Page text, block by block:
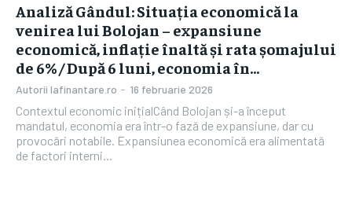
Analiză Gândul: Situația economică la
venirea lui Bolojan – expansiune
economică, inflație înaltă și rata șomajului
de 6% / După 6 luni, economia în...
Autorii Iafinantare.ro - 16 februarie 2026
Contextul economic inițialCând Bolojan și-a început
mandatul, economia era într-o fază de expansiune, dar cu
provocări notabile. Expansiunea economică era alimentată
de factori interni...